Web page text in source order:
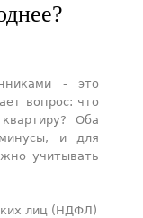
- это
вопрос: что
Оба
и для
учитывать
лиц (НДФЛ)